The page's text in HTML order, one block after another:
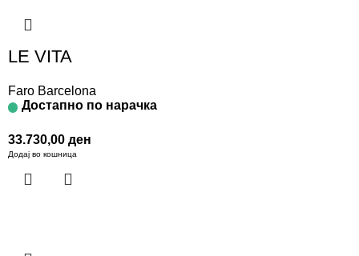
LE VITA
Faro Barcelona
Достапно по нарачка
33.730,00 ден
Додај во кошница